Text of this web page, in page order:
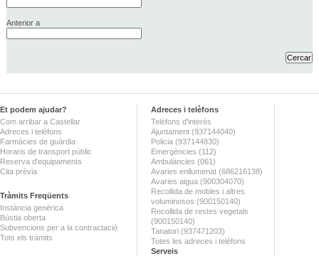
Anterior a
Et podem ajudar?
Com arribar a Castellar
Adreces i telèfons
Farmàcies de guàrdia
Horaris de transport públic
Reserva d'equipaments
Cita prèvia
Tràmits Freqüents
Instància genèrica
Bústia oberta
Subvencions per a la contractació
Tots els tràmits
Adreces i telèfons
Telèfons d'interès
Ajuntament (937144040)
Policia (937144830)
Emergències (112)
Ambulàncies (061)
Avaries enllumenat (686216138)
Avaries aigua (900304070)
Recollida de mobles i altres
voluminosos (900150140)
Recollida de restes vegetals
(900150140)
Tanatori (937471203)
Totes les adreces i telèfons
Serveis